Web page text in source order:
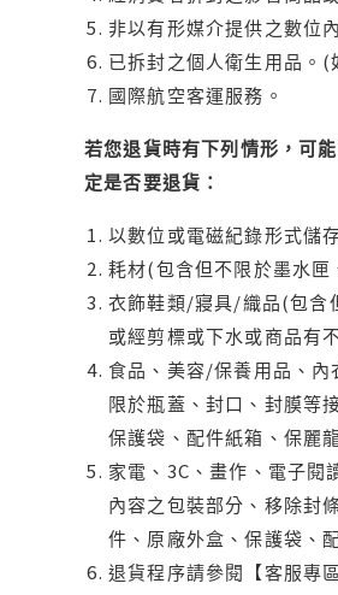
非以有形媒介提供之數位
已拆封之個人衛生用品。
國際航空客運服務。
若您退貨時有下列情形，可
定是否要退貨：
以數位或電磁紀錄形式儲
耗材(包含但不限於墨水
衣飾鞋類/寢具/織品(包含
或經剪標或下水或商品有
食品、美容/保養用品、
限於瓶蓋、封口、封膜等
保護袋、配件紙箱、保麗
家電、3C、畫作、電子閱
內容之包裝部分、移除封
件、原廠外盒、保護袋、
退貨程序請參閱【客服專